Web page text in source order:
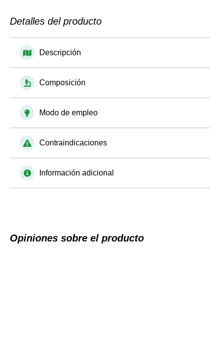
Detalles del producto
Descripción
Composición
Modo de empleo
Contraindicaciones
Información adicional
Opiniones sobre el producto